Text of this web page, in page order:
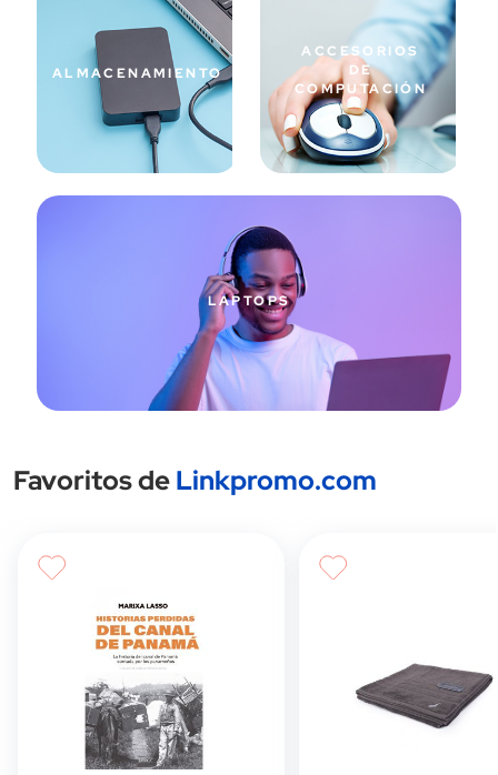
ALMACENAMIENTO
ACCESORIOS
DE
COMPUTACIÓN
LAPTOPS
Favoritos deLinkpromo.com